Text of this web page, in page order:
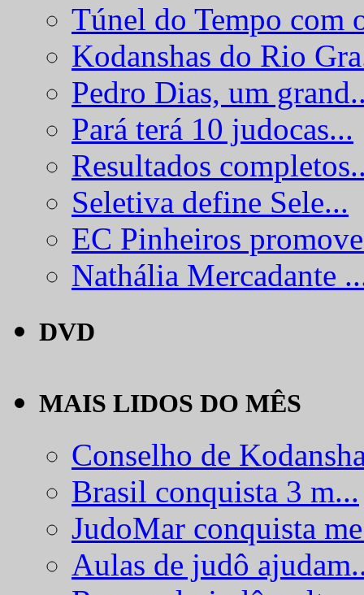
Túnel do Tempo com
Kodanshas do Rio
Pedro Dias, um
Pará terá 10 judocas...
Resultados
Seletiva define Sele...
EC Pinheiros
Nathália Mercadante
DVD
MAIS LIDOS DO MÊS
Conselho de
Brasil conquista 3 m...
JudoMar conquista
Aulas de judô